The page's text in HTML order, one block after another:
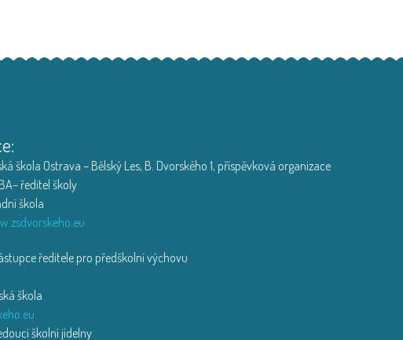
...
na exkurzi
...
škola Ostrava – Bělský Les, B. Dvorského 1, příspěvková organizace
ředitel školy
škola
ředitele pro předškolní výchovu
škola
školní jídelny